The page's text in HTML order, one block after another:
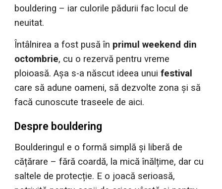
bouldering – iar culorile pădurii fac locul de
neuitat.
Întâlnirea a fost pusă în primul weekend din
octombrie, cu o rezervă pentru vreme
ploioasă. Așa s-a născut ideea unuifestival
care să adune oameni, să dezvolte zona și să
facă cunoscute traseele de aici.
Despre bouldering
Boulderingul e o formă simplă și liberă de
cățărare – fără coardă, la mică înălțime, dar cu
saltele de protecție. E o joacă serioasă,